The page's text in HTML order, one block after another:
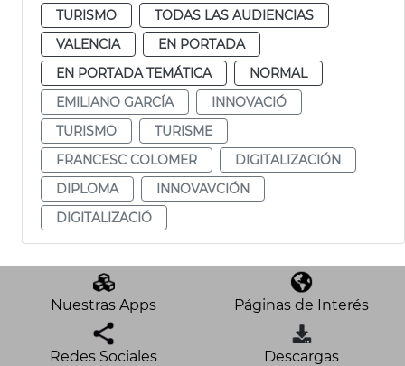
TURISMO
TODAS LAS AUDIENCIAS
VALENCIA
EN PORTADA
EN PORTADA TEMÁTICA
NORMAL
EMILIANO GARCÍA
INNOVACIÓ
TURISMO
TURISME
FRANCESC COLOMER
DIGITALIZACIÓN
DIPLOMA
INNOVAVCIÓN
DIGITALIZACIÓ
Nuestras Apps Páginas de Interés
Redes Sociales Descargas